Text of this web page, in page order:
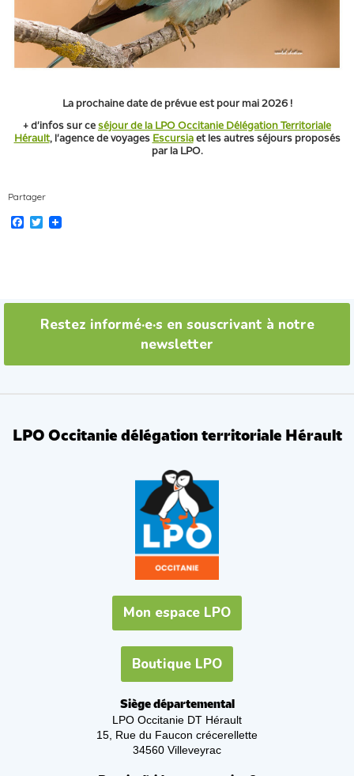
La prochaine date de prévue est pour mai 2026 !
+ d'infos sur ce séjour de la LPO Occitanie Délégation Territoriale
Hérault, l'agence de voyages Escursiaet les autres séjours proposés
par la LPO.
Partager
F
T
Restez informé·e·s en souscrivant à notre
newsletter
LPO Occitanie délégation territoriale Hérault
Mon espace LPO
Boutique LPO
Siège départemental
LPO Occitanie DT Hérault
15, Rue du Faucon crécerellette
34560 Villeveyrac